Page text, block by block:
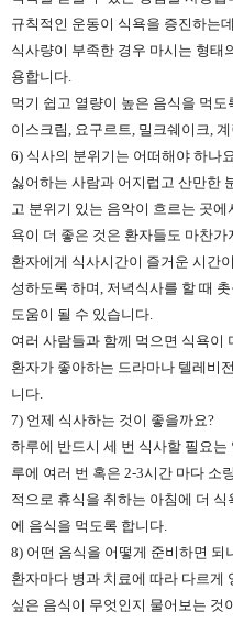
규칙적인 운동이 식욕을 증진하는
식사량이 부족한 경우 마시는 형태
용합니다.
먹기 쉽고 열량이 높은 음식을 먹
이스크림, 요구르트, 밀크쉐이크,
6) 식사의 분위기는 어떠해야 하나
싫어하는 사람과 어지럽고 산만한
고 분위기 있는 음악이 흐르는 곳
욕이 더 좋은 것은 환자들도 마찬가
환자에게 식사시간이 즐거운 시간
성하도록 하며, 저녁식사를 할 때
도움이 될 수 있습니다.
여러 사람들과 함께 먹으면 식욕이
환자가 좋아하는 드라마나 텔레비
니다.
7) 언제 식사하는 것이 좋을까요?
하루에 반드시 세 번 식사할 필요
루에 여러 번 혹은 2-3시간 마다 소
적으로 휴식을 취하는 아침에 더
에 음식을 먹도록 합니다.
8) 어떤 음식을 어떻게 준비하면 되
환자마다 병과 치료에 따라 다르게
싶은 음식이 무엇인지 물어보는 것